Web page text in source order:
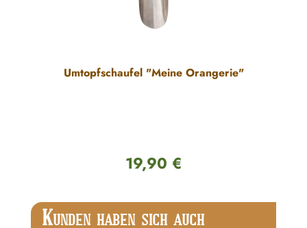
Umtopfschaufel "Meine Orangerie"
Regulärer Preis:
19,90 €
Produktgalerie überspringen
KUNDEN HABEN SICH AUCH